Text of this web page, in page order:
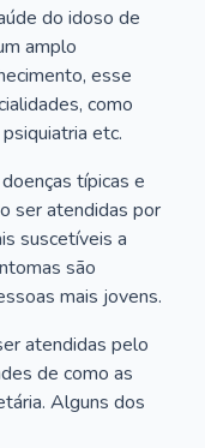
do idoso de
amplo
esse
como
etc.
típicas e
ser atendidas por
suscetíveis a
são
mais jovens.
atendidas pelo
de como as
Alguns dos